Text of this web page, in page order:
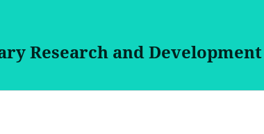
Research and Development